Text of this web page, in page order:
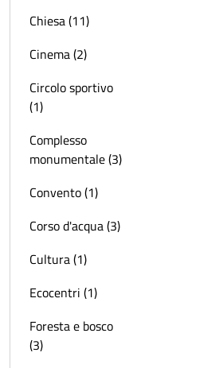
Chiesa (11)
Cinema (2)
Circolo sportivo
(1)
Complesso
monumentale (3)
Convento (1)
Corso d'acqua (3)
Cultura (1)
Ecocentri (1)
Foresta e bosco
(3)